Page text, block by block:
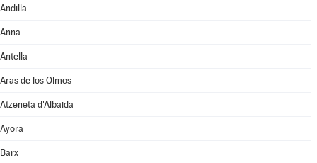
Andilla
Anna
Antella
Aras de los Olmos
Atzeneta d'Albaida
Ayora
Barx